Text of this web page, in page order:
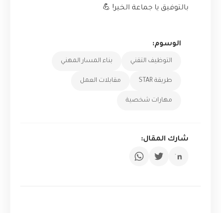
بالتوفيق يا جماعة الخير! 💪
الوسوم:
التوظيف التقني بناء المسار المهني
طريقة STAR مقابلات العمل
مهارات شخصية
شارك المقال: